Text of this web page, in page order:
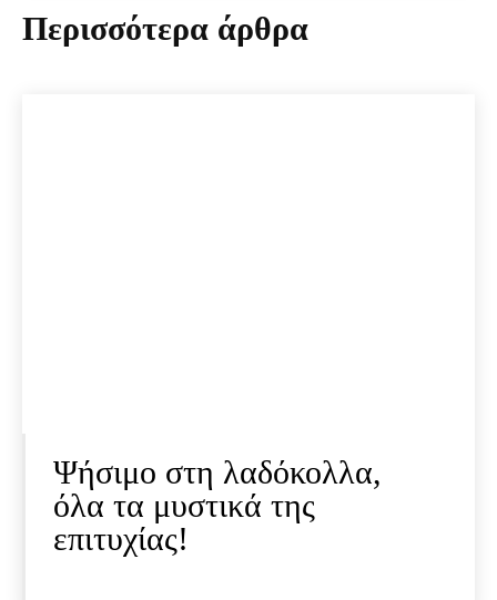
Περισσότερα άρθρα
Ψήσιμο στη λαδόκολλα,
όλα τα μυστικά της
επιτυχίας!